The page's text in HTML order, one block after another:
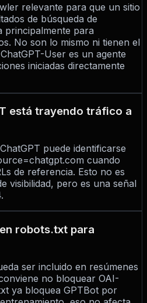
relevante para que un sitio
de búsqueda de
principalmente para
No son lo mismo ni tienen el
User es un agente
iniciadas directamente
está trayendo tráfico a
puede identificarse
cuando
de referencia. Esto no es
visibilidad, pero es una señal
robots.txt para
ser incluido en resúmenes
no bloquear OAI-
ya bloquea GPTBot por